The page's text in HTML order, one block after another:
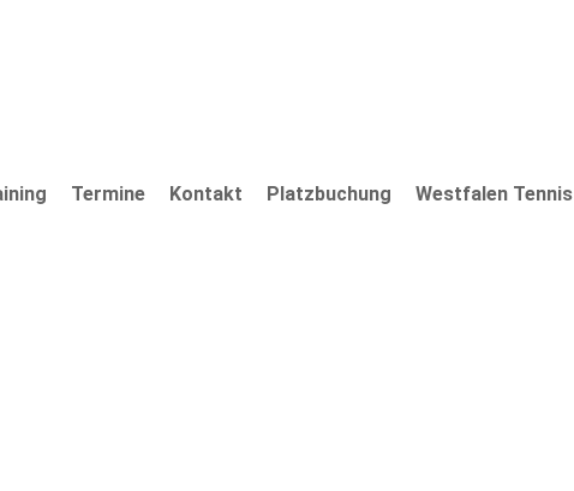
Termine Kontakt Platzbuchung Westfalen Tennis